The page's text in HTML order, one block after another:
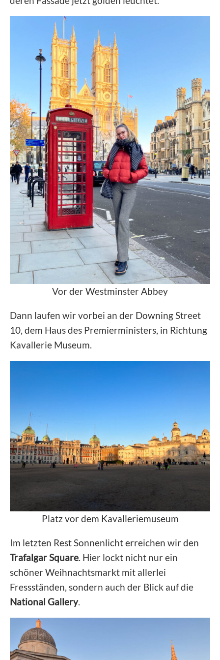
Vor der Westminster Abbey
Dann laufen wir vorbei an der Downing Street
10, dem Haus des Premierministers, in Richtung
Kavallerie Museum.
Platz vor dem Kavalleriemuseum
Im letzten Rest Sonnenlicht erreichen wir den
Trafalgar Square. Hier lockt nicht nur ein
schöner Weihnachtsmarkt mit allerlei
Fressständen, sondern auch der Blick auf die
National Gallery.